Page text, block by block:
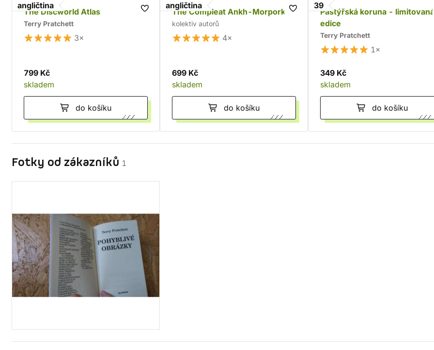
angličtina
The Discworld Atlas
Terry Pratchett
3×
799 Kč
skladem
do košíku
angličtina
The Compleat Ankh-Morpork
kolektiv autorů
4×
699 Kč
skladem
do košíku
39
Pastýřská koruna - limitovaná
edice
Terry Pratchett
1×
349 Kč
skladem
do košíku
Fotky od zákazníků 1